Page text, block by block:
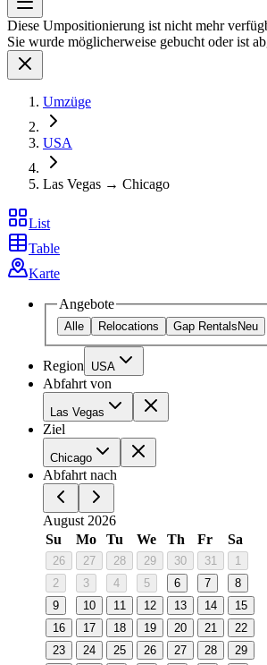
Diese Umpositionierung ist nicht mehr
Sie wurde möglicherweise gebucht oder ist
Umzüge
USA
Las Vegas → Chicago
List
Table
Karte
Angebote
Alle Relocations Gap Rentals Neu
Region USA
Abfahrt von
Las Vegas
Ziel
Chicago
Abfahrt nach
August 2026
Su
Mo Tu We Th Fr Sa
26 27 28 29 30 31
1
2
3 4 5 6 7
8
9
10 11 12 13 14
15
16
17 18 19 20 21
22
23
24 25 26 27 28
29